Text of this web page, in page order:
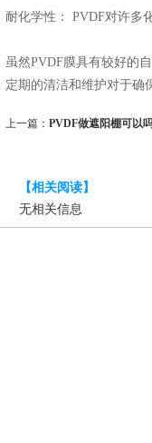
耐化学性： PVDF对许
虽然PVDF膜具有较好的自
定期的清洁和维护对于确
上一篇： PVDF做遮阳棚可以吗
【相关阅读】
无相关信息